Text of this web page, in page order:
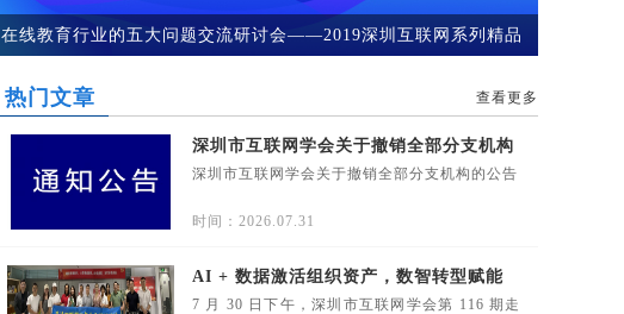
在线教育行业的五大问题交流研讨会——2019深圳互联网系列精品
热门文章 查看更多
深圳市互联网学会关于撤销全部分支机构
的公告
深圳市互联网学会关于撤销全部分支机构的公告
时间：2026.07.31
AI + 数据激活组织资产，数智转型赋能
实体企业 —第 116 期走访活动走进深圳
7 月 30 日下午，深圳市互联网学会第 116 期走